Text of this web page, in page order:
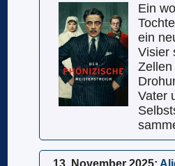
Ein
ein
Visier
Vater
13. November 2025: